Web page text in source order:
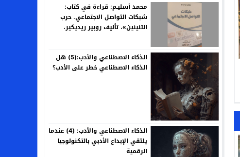
محمد أسليـم: قراءة في كتاب:
شبكات التواصل الاجتماعي. حرب
التنينين»، تأليف روبير ريديكير،
الذكاء الاصطناعي والأدب:(5) هل
الذكاء الاصطناعي خطر على الأدب؟
الذكاء الاصطناعي والأدب: (4) عندما
يلتقي الإبداع الأدبي بالتكنولوجيا
الرقمية